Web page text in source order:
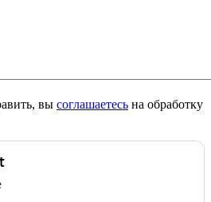
вы соглашаетесь на обработку